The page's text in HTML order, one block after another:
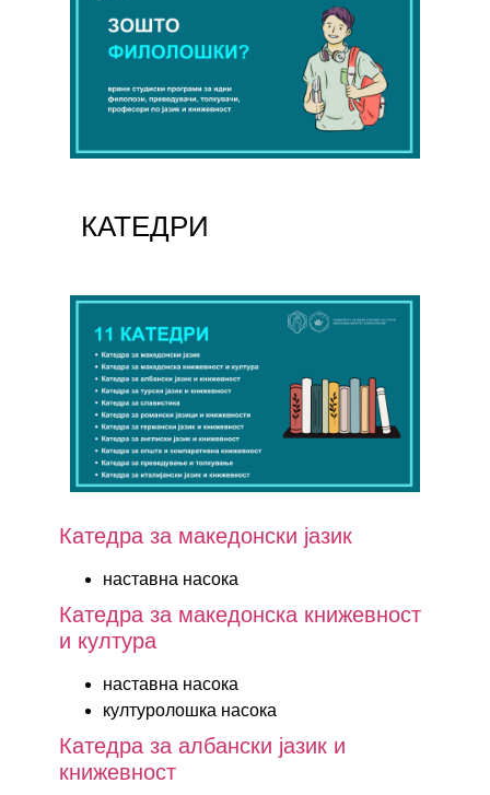
КАТЕДРИ
Катедра за македонски јазик
наставна насока
Катедра за македонска книжевност
и култура
наставна насока
културолошка насока
Катедра за албански јазик и
книжевност